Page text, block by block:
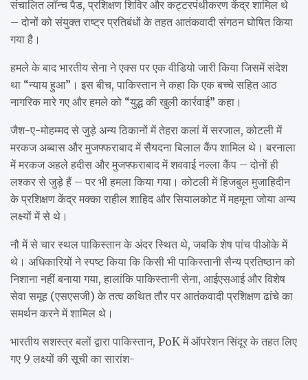
संचालित लॉन्च पैड, प्रशिक्षण शिविर और कट्टरपंथीकरण केंद्र शामिल थे
– दोनों को संयुक्त राष्ट्र प्रतिबंधों के तहत आतंकवादी संगठन घोषित किया
गया है।
हमले के बाद भारतीय सेना ने एक्स पर एक वीडियो जारी किया जिसमें संदेश
था “न्याय हुआ”। इस बीच, पाकिस्तान ने कहा कि एक बच्चे सहित आठ
नागरिक मारे गए और हमले को “युद्ध की खुली कार्रवाई” कहा।
जैश-ए-मोहम्मद से जुड़े अन्य ठिकानों में तेहरा कलां में सरजाल, कोटली में
मरकज अब्बास और मुजफ्फराबाद में सैयदना बिलाल कैंप शामिल थे। बरनाला
में मरकज अहले हदीस और मुजफ्फराबाद में शववाई नल्ला कैंप – दोनों ही
लश्कर से जुड़े हैं – पर भी हमला किया गया। कोटली में हिजबुल मुजाहिदीन
के प्रशिक्षण केंद्र मक्का राहील शाहिद और सियालकोट में महमूना जोया अन्य
लक्ष्यों में से थे।
नौ में से चार स्थल पाकिस्तान के अंदर स्थित थे, जबकि शेष पांच पीओके में
थे। अधिकारियों ने स्पष्ट किया कि किसी भी पाकिस्तानी सैन्य प्रतिष्ठान को
निशाना नहीं बनाया गया, हालांकि पाकिस्तानी सेना, आईएसआई और विशेष
सेवा समूह (एसएसजी) के तत्व कथित तौर पर आतंकवादी प्रशिक्षण ढांचे का
समर्थन करने में शामिल थे।
भारतीय सशस्त्र बलों द्वारा पाकिस्तान, PoK में ऑपरेशन सिंदूर के तहत लिए
गए 9 लक्ष्यों की सूची का सारांश-